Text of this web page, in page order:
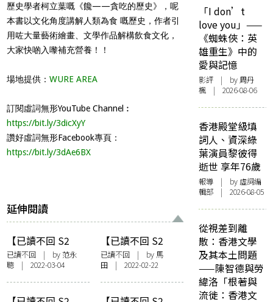
歷史學者柯立葉嘅《饞——貪吃的歷史》，呢
本書以文化角度講解人類為食 嘅歷史，作者引
用咗大量藝術繪畫、文學作品解構飲食文化，
大家快啲入嚟補充營養！！
場地提供：WURE AREA
訂閱虛詞無形YouTube Channel︰
https://bit.ly/3dicXyY
讚好虛詞無形Facebook專頁：
https://bit.ly/3dAe6BX
延伸閱讀
【已讀不回 S2
#7】范永聰：用歷
史佬眼光看香港流
行音樂：于逸堯
《香港好聲音》
已讀不回 | by 范永
聰 | 2022-03-04
【已讀不回 S2
#5】馬田：暢銷八
萬本的食譜是...？
村上春樹廚房閱讀
同好會《村上
已讀不回| by 馬
田 | 2022-02-22
「I don’t
love you」——
《蜘蛛俠：英
雄重生》中的
愛與記憶
影評 | by周丹
楓 | 2026-08-06
香港殿堂級填
詞人、資深綠
葉演員黎彼得
逝世 享年76歲
報導 | by 虛詞編
輯部 | 2026-08-05
從視差到離
散：香港文學
及其本土問題
——陳智德與勞
緯洛「根著與
流徙：香港文